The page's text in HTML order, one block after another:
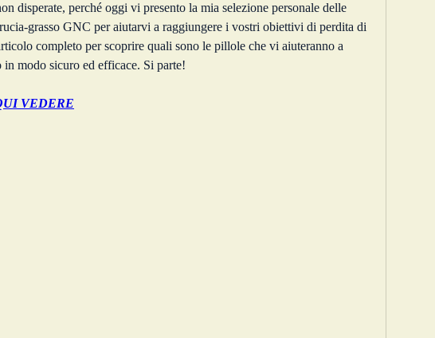
disperate, perché oggi vi presento la mia selezione personale delle
grasso GNC per aiutarvi a raggiungere i vostri obiettivi di perdita di
completo per scoprire quali sono le pillole che vi aiuteranno a
in modo sicuro ed efficace. Si parte!
VEDERE